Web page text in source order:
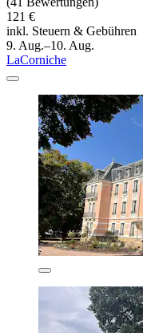
121 €
inkl. Steuern & Gebühren
9. Aug.–10. Aug.
LaCorniche